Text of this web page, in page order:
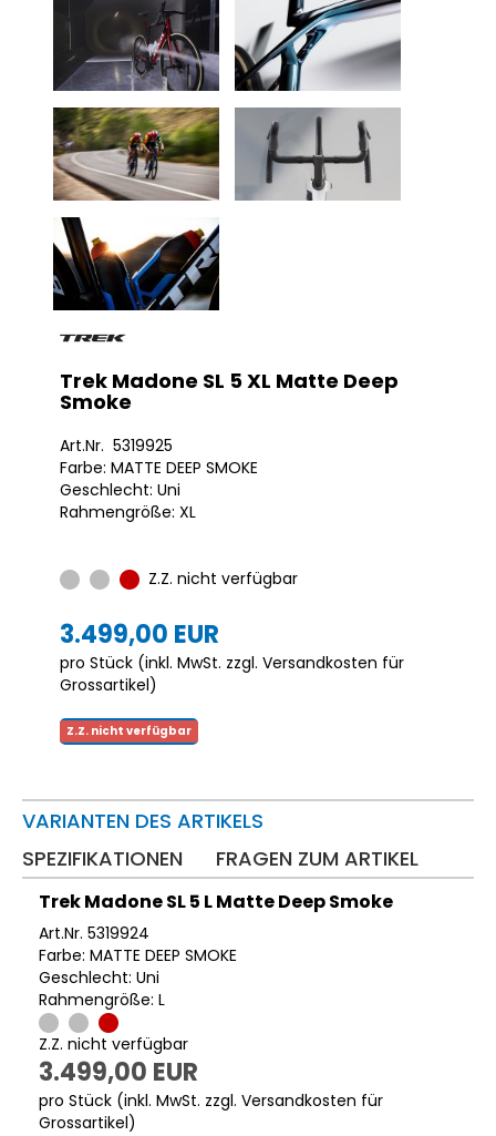
Trek Madone SL 5 XL Matte Deep
Smoke
Art.Nr. 5319925
Farbe: MATTE DEEP SMOKE
Geschlecht: Uni
Rahmengröße: XL
Z.Z. nicht verfügbar
3.499,00 EUR
pro Stück (inkl. MwSt. zzgl. Versandkosten für
Grossartikel)
Z.Z. nicht verfügbar
VARIANTEN DES ARTIKELS
SPEZIFIKATIONEN
FRAGEN ZUM ARTIKEL
Trek Madone SL 5 L Matte Deep Smoke
Art.Nr. 5319924
Farbe: MATTE DEEP SMOKE
Geschlecht: Uni
Rahmengröße: L
Z.Z. nicht verfügbar
3.499,00 EUR
pro Stück (inkl. MwSt. zzgl. Versandkosten für
Grossartikel)